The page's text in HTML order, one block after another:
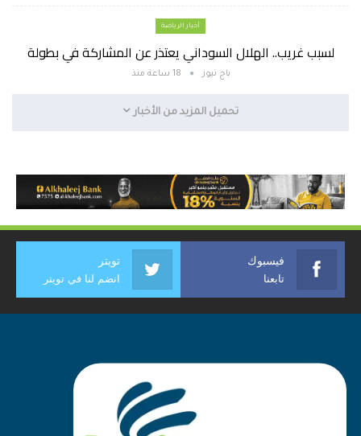
أخبار الرياضة
لسبب غريب.. الهلال السوداني يعتذر عن المشاركة في بطولة
باج نيوز 18 ساعة منذ
تحميل المزيد من الأخبار
فيسبوك
تابعنا
تويتر
انضم لنا في تويتر